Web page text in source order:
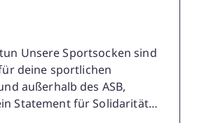
sind
deine sportlichen
außerhalb des ASB,
Statement für Solidarität